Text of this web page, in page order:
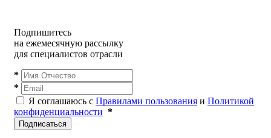
Подпишитесь
на ежемесячную рассылку
для специалистов отрасли
*
*
Я соглашаюсь с Правилами пользования и Политикой
конфиденциальности *
Подписаться